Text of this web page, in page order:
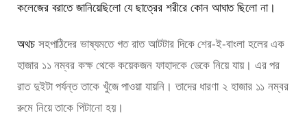
কলেজের বরাতে জানিয়েছিলো যে ছাত্রের শরীরে কোন আঘাত ছিলো না।
অথচ সহপাঠিদের ভাষ্যমতে গত রাত আটটার দিকে শের-ই-বাংলা হলের এক
হাজার ১১ নম্বর কক্ষ থেকে কয়েকজন ফাহাদকে ডেকে নিয়ে যায়। এর পর
রাত দুইটা পর্যন্ত তাকে খুঁজে পাওয়া যায়নি। তাদের ধারণা ২ হাজার ১১ নম্বর
রুমে নিয়ে তাকে পিটানো হয়।